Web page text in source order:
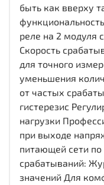
быть как вверху
реле на 2
Скорость
для точного
уменьшения
от частых
гистерезис
нагрузки
при выходе
питающей сети
срабатываний:
значений Для